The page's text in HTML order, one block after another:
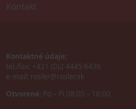
Kontakt
Kontaktné údaje:
tel./fax: +421 (0)2 4445 6436
e-mail: rosler@rosler.sk
Otvorené: Po – Pi 08:00 – 16:00